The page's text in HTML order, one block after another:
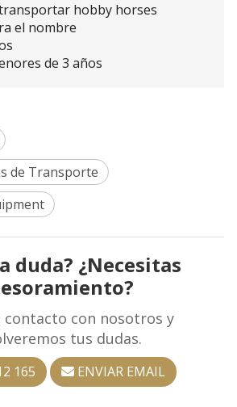
hobby horses
el nombre
de 3 años
de Transporte
duda? ¿Necesitas
contacto con nosotros y
tus dudas.
165 ENVIAR EMAIL